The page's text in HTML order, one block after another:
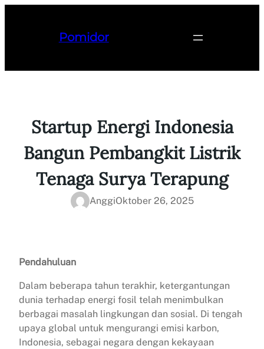
Pomidor
Startup Energi Indonesia
Bangun Pembangkit Listrik
Tenaga Surya Terapung
AnggiOktober 26, 2025
Pendahuluan
Dalam beberapa tahun terakhir, ketergantungan
dunia terhadap energi fosil telah menimbulkan
berbagai masalah lingkungan dan sosial. Di tengah
upaya global untuk mengurangi emisi karbon,
Indonesia, sebagai negara dengan kekayaan